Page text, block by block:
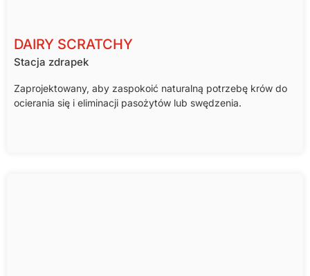
DAIRY SCRATCHY
Stacja zdrapek
Zaprojektowany, aby zaspokoić naturalną potrzebę krów do
ocierania się i eliminacji pasożytów lub swędzenia.